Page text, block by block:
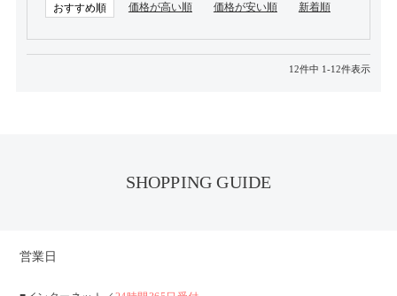
おすすめ順 価格が高い順 価格が安い順 新着順
12件中 1-12件表示
SHOPPING GUIDE
営業日